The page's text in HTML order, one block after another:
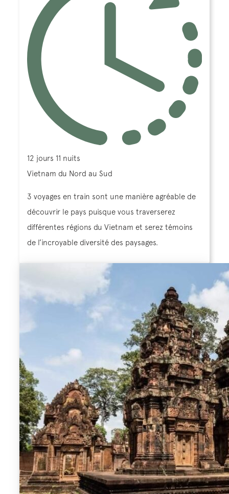
12 jours 11 nuits
Vietnam du Nord au Sud
3 voyages en train sont une manière agréable de
découvrir le pays puisque vous traverserez
différentes régions du Vietnam et serez témoins
de l’incroyable diversité des paysages.